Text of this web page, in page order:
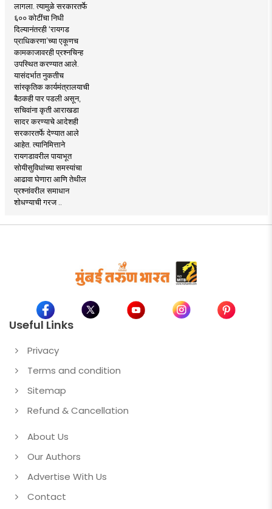
लागला. त्यामुळे सरकारतर्फे
६०० कोटींचा निधी
दिल्यानंतरही ‘रायगड
प्राधिकरणा’च्या एकूणच
कामकाजावरही प्रश्नचिन्ह
उपस्थित करण्यात आले.
यासंदर्भात नुकतीच
सांस्कृतिक कार्यमंत्रालयाची
बैठकही पार पडली असून,
सचिवांना कृती आराखडा
सादर करण्याचे आदेशही
सरकारतर्फे देण्यात आले
आहेत. त्यानिमित्ताने
रायगडावरील पायाभूत
सोयीसुविधांच्या समस्यांचा
आढावा घेणारा आणि तेथील
प्रश्नांवरील समाधान
शोधण्याची गरज ..
Useful Links
Privacy
Terms and condition
Sitemap
Refund & Cancellation
About Us
Our Authors
Advertise With Us
Contact